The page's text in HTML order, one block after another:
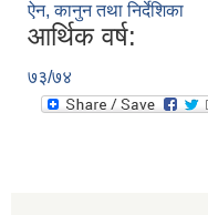
ऐन, कानुन तथा निर्देशिका
आर्थिक वर्ष:
७३/७४